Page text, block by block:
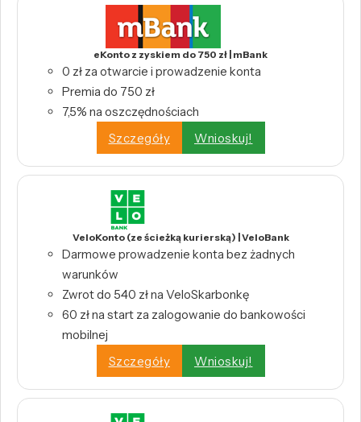
eKonto z zyskiem do 750 zł | mBank
0 zł za otwarcie i prowadzenie konta
Premia do 750 zł
7,5% na oszczędnościach
Szczegóły
Wnioskuj!
VeloKonto (ze ścieżką kurierską) | VeloBank
Darmowe prowadzenie konta bez żadnych
warunków
Zwrot do 540 zł na VeloSkarbonkę
60 zł na start za zalogowanie do bankowości
mobilnej
Szczegóły
Wnioskuj!